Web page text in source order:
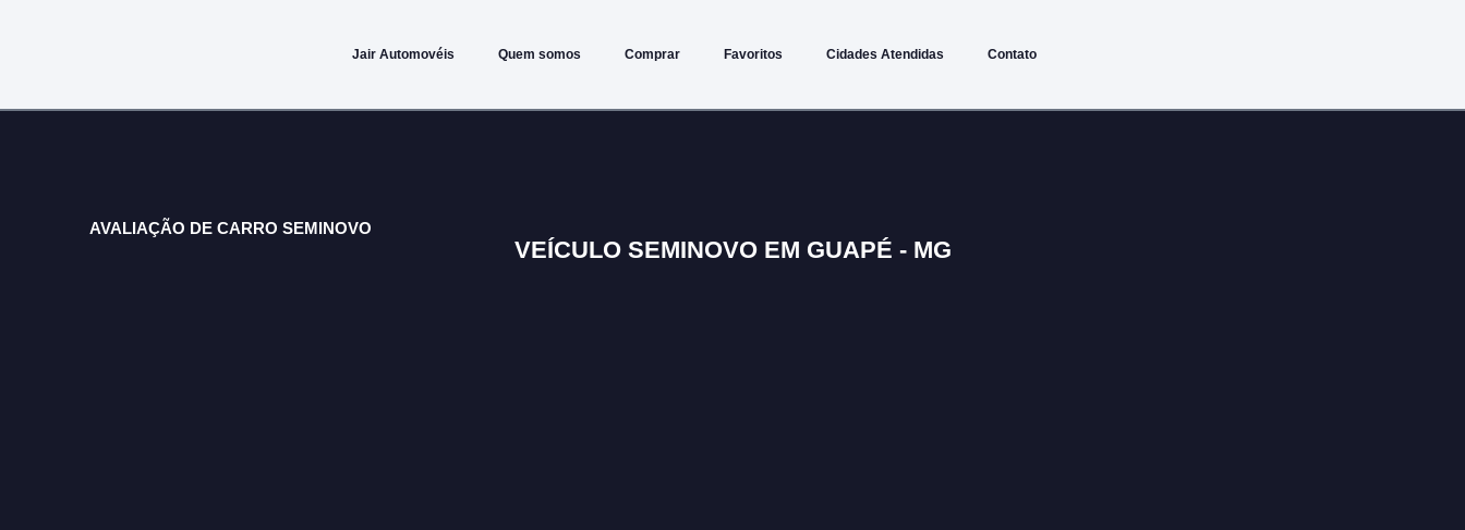
Jair Automovéis Quem somos Comprar Favoritos Cidades Atendidas Contato
AVALIAÇÃO DE CARRO SEMINOVO
VEÍCULO SEMINOVO EM GUAPÉ - MG